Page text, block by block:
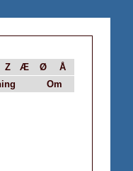
Z Æ Ø
Å
Om